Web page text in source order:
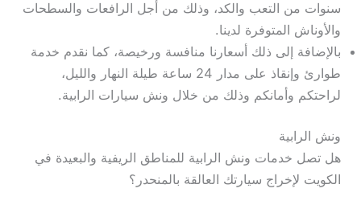
سنوات من التعب والكد، وذلك من أجل الرافعات والسطحات
والأوناش المتوفرة لدينا.
بالإضافة إلى ذلك أسعارنا منافسة ورخيصة، كما نقدم خدمة
طوارئ وإنقاذ على مدار 24 ساعة طيلة النهار والليل،
لراحتكم وأمانكم وذلك من خلال ونش سيارات الرابية.
ونش الرابية
هل تصل خدمات ونش الرابية للمناطق الريفية والبعيدة في
الكويت لإخراج سيارتك العالقة بالمنحدر؟